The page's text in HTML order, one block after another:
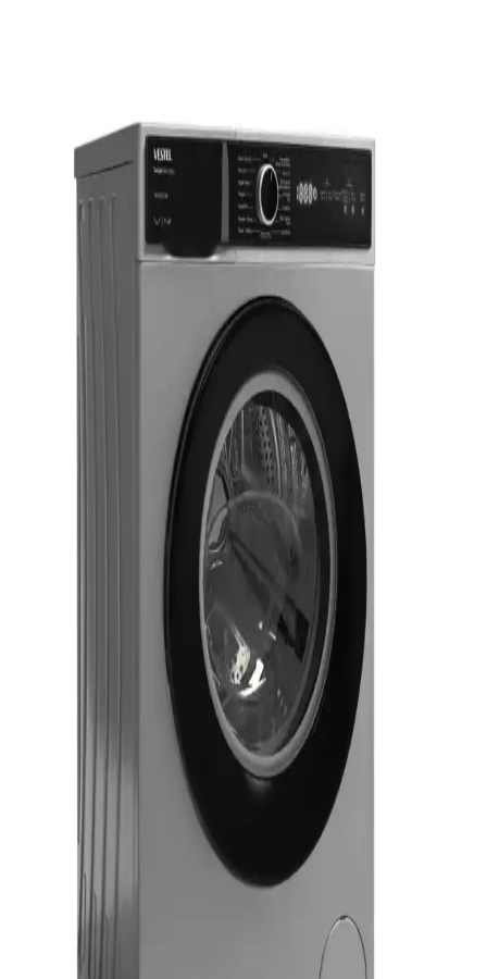
Yeni evde beyaz eşyaların teslimatı sırasında sigorta, hasar ve garanti
koşulları önemli rol oynar. Garajda erken teslimat risk taşırken,
kapanış sonrası teslimat daha güvenli ve sorunsuzdur.
Yeni Ev Alımında Beyaz Eşya ve Ev Aletleri Seçimi:
Dayanıklılık, Markalar ve Tavsiyeler
Yeni eve taşınırken beyaz eşya ve ev aletleri seçimi kullanım
kolaylığı, dayanıklılık ve bütçe açısından önemlidir. Markalar,
modeller ve tavsiyelerle doğru seçim rehberi sunulmaktadır.
Uzun Süre İklim Kontrollü Depoda Beklemiş Beyaz
Eşya Kullanımı ve Dikkat Edilmesi Gerekenler
İklim kontrollü depoda uzun süre bekleyen beyaz eşyalar genellikle
kullanılabilir. Kauçuk parçalar, elektrik tesisatı ve temizlik gibi
faktörler kontrol edilmeli, garanti süresi göz önünde
Kenmore Markasının Tarihi, Üretim Süreçleri ve
Günümüzdeki Durumu Üzerine İnceleme
Kenmore markası, geçmişte dayanıklı beyaz eşyalar sunarken
günümüzde üretim ve servis desteğinde belirsizlikler yaşamaktadır.
Üretici değişiklikleri ve kalite sorunları tüketici tercihlerinde etkili
İkinci El Çamaşır Makinesi ve Kurutucu Alımında
Yaş, Fiyat ve Durum Değerlendirmesi
İkinci el çamaşır makinesi ve kurutucu alımında cihazların yaşı,
fiyatı, bakım durumu ve hijyenik koşulları önemlidir. Pazarlık
yaparak uygun fiyat bulunmalı, kötü durumda olan cihazlardan
Altus AL 404 Modeli Hakkında Güncel Bilgi ve
Elektronik Ürün Seçim Rehberi
Altus AL 404 modeli hakkında detaylı teknik bilgi bulunmamakla
birlikte, markanın genel ürünleri ve kullanıcı deneyimleri uygun